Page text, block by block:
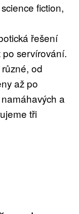
fiction,
řešení
servírování.
od
až po
a
tři